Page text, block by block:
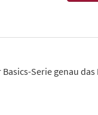
Serie genau